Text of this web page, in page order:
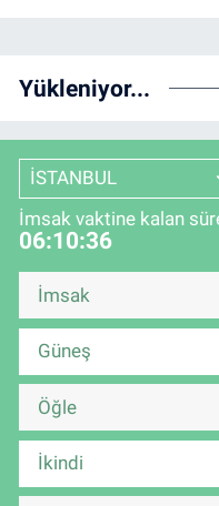
Yükleniyor...
İSTANBUL
İmsak vaktine kalan
06:10:35
İmsak
Güneş
Öğle
İkindi